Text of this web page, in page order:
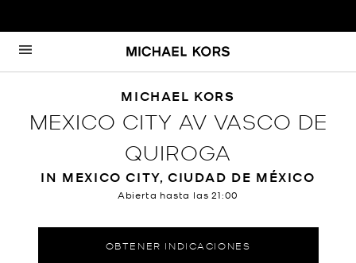
Ir al contenido
Volver a navegación
MICHAEL KORS
MEXICO CITY AV VASCO DE
QUIROGA
IN MEXICO CITY, CIUDAD DE MÉXICO
Abierta hasta las21:00
OBTENER INDICACIONES